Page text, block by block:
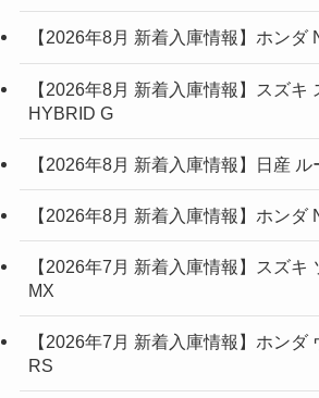
【2026年8月 新着入庫情報】ホンダ
【2026年8月 新着入庫情報】スズキ
HYBRID G
【2026年8月 新着入庫情報】日産 ル
【2026年8月 新着入庫情報】ホンダ
【2026年7月 新着入庫情報】スズキ
MX
【2026年7月 新着入庫情報】ホンダ
RS